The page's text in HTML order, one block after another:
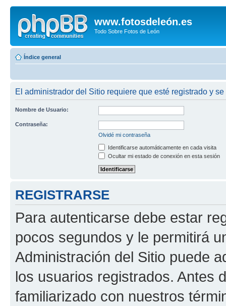
www.fotosdeleón.es
Todo Sobre Fotos de León
Índice general
El administrador del Sitio requiere que esté registrado y
Nombre de Usuario:
Contraseña:
Olvidé mi contraseña
Identificarse automáticamente en cada visita
Ocultar mi estado de conexión en esta sesión
REGISTRARSE
Para autenticarse debe estar
pocos segundos y le permitirá
Administración del Sitio puede
los usuarios registrados. Antes
familiarizado con nuestros